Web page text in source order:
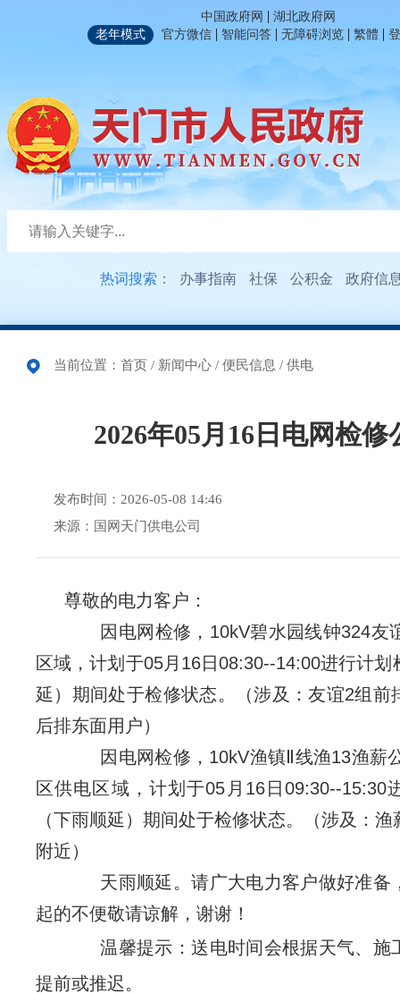
中国政府网 | 湖北政府网
老年模式
官方微信 | 智能问答 | 无障碍浏览 | 繁體 |
热词搜索： 办事指南 社保 公积金 政府信
当前位置： 首页 / 新闻中心 / 便民信息 / 供电
2026年05月16日电网检修
发布时间：2026-05-08 14:46
来源：国网天门供电公司
尊敬的电力客户：
因电网检修，10kV碧水园线钟324友
区域，计划于05月16日08:30--14:00进行计划
延）期间处于检修状态。（涉及：友谊2组前
后排东面用户）
因电网检修，10kV渔镇Ⅱ线渔13渔薪
区供电区域，计划于05月16日09:30--15:30
（下雨顺延）期间处于检修状态。（涉及：
附近）
天雨顺延。请广大电力客户做好准备
起的不便敬请谅解，谢谢！
温馨提示：送电时间会根据天气、施
提前或推迟。